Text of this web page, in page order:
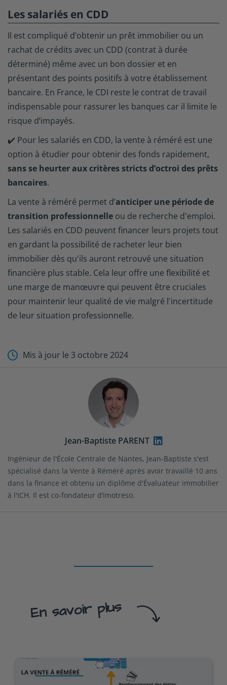
Les salariés en CDD
Il est compliqué d’obtenir un prêt immobilier ou un
rachat de crédits avec un CDD (contrat à durée
déterminé) même avec un bon dossier et en
présentant des points positifs à votre établissement
bancaire. En France, le CDI reste le contrat de travail
indispensable pour rassurer les banques car il limite le
risque d’impayés.
✔️ Pour les salariés en CDD, la vente à réméré est une
option à étudier pour obtenir des fonds rapidement,
sans se heurter aux critères stricts d’octroi des prêts
bancaires.
La vente à réméré permet d’anticiper une période de
transition professionnelle ou de recherche d'emploi.
Les salariés en CDD peuvent financer leurs projets tout
en gardant la possibilité de racheter leur bien
immobilier dès qu'ils auront retrouvé une situation
financière plus stable. Cela leur offre une flexibilité et
une marge de manœuvre qui peuvent être cruciales
pour maintenir leur qualité de vie malgré l'incertitude
de leur situation professionnelle.
Mis à jour le 3 octobre 2024
Jean-Baptiste PARENT
Ingénieur de l'École Centrale de Nantes, Jean-Baptiste s'est
spécialisé dans la Vente à Réméré après avoir travaillé 10 ans
dans la finance et obtenu un diplôme d'Évaluateur immobilier
à l'ICH. Il est co-fondateur d’Imotreso.
En savoir plus